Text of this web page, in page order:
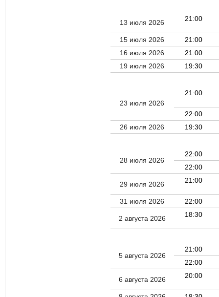
13 июля 2026 21:00
15 июля 2026
21:00
16 июля 2026
21:00
19 июля 2026
19:30
23 июля 2026
21:00
22:00
26 июля 2026
19:30
28 июля 2026
22:00
22:00
29 июля 2026 21:00
31 июля 2026 22:00
2 августа 2026 18:30
5 августа 2026
21:00
22:00
6 августа 2026 20:00